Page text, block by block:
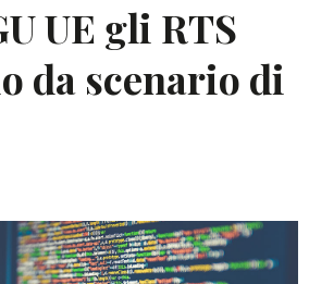
UE gli RTS
da scenario di